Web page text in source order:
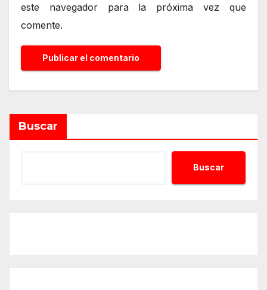
este navegador para la próxima vez que
comente.
Buscar
Buscar